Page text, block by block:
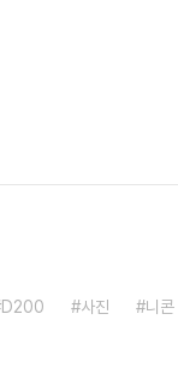
D200 사진 니콘